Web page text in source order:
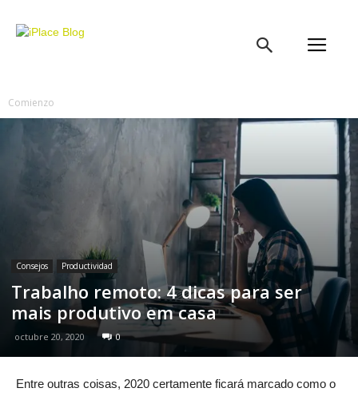
Comienzo
Consejos Productividad
Trabalho remoto: 4 dicas para ser
mais produtivo em casa
octubre 20, 2020 0
Entre outras coisas, 2020 certamente ficará marcado como o